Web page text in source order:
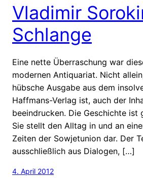
Vladimir
Schlange
Eine nette Überraschung war
modernen Antiquariat. Nicht
hübsche Ausgabe aus dem
Haffmans-Verlag ist, auch der
beeindrucken. Die Geschichte ist
Sie stellt den Alltag in und an
Zeiten der Sowjetunion dar. Der
ausschließlich aus Dialogen, […]
4. April 2012